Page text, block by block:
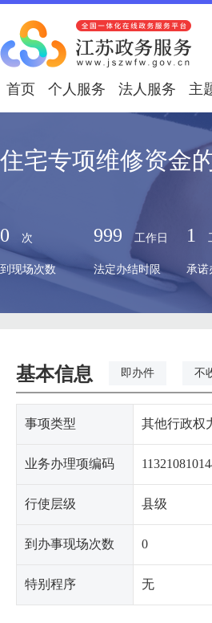
首页 个人服务 法人服务 主
住宅专项维修资金
0 次
到现场次数
999 工作日
法定办结时限
1
承诺
基本信息 即办件 不
事项类型 其他行政权
业务办理项编码
行使层级 县级
到办事现场次数 0
特别程序 无